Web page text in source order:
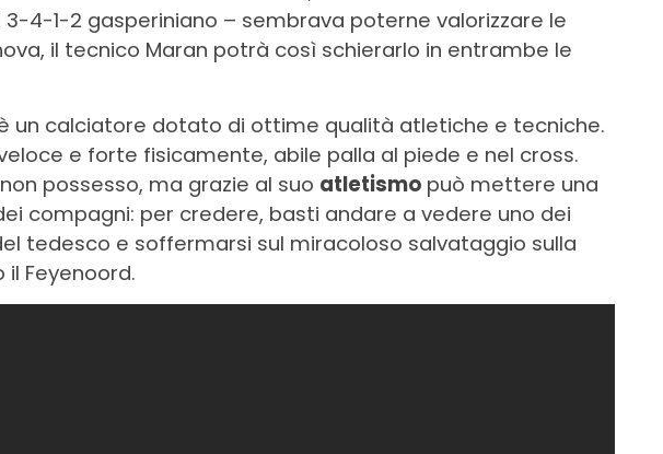
3-4-1-2 gasperiniano – sembrava poterne valorizzare le
il tecnico Maran potrà così schierarlo in entrambe le
è un calciatore dotato di ottime qualità atletiche e tecniche.
e forte fisicamente, abile palla al piede e nel cross.
possesso, ma grazie al suo atletismo può mettere una
compagni: per credere, basti andare a vedere uno dei
tedesco e soffermarsi sul miracoloso salvataggio sulla
Feyenoord.